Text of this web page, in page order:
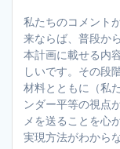
私たちのコメント
来ならば、普段か
本計画に載せる内
しいです。その段
材料とともに（私
ンダー平等の視点
メを送ることを心
実現方法がわから